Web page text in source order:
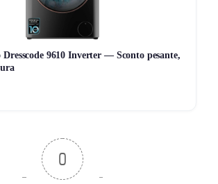
VARIAZIONE
Dresscode 9610 Inverter — Sconto pesante,
0